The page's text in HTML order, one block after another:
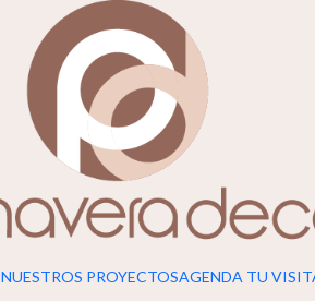
NUESTROS PROYECTOSAGENDA TU
Para un calce perfecto,
Campestre
$22.500